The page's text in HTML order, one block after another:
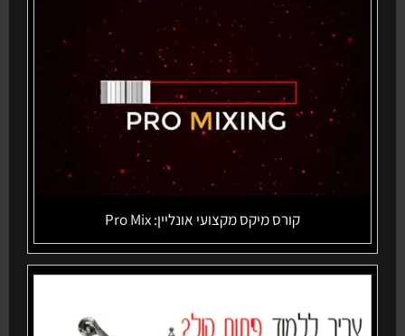
קורס מיקס מקצועי אונליין: Pro Mix